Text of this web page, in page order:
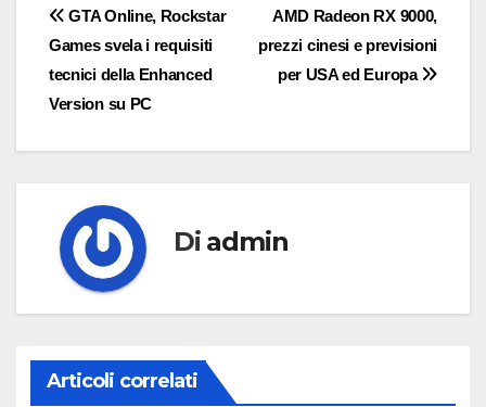
Navigazione
articoli
AMD Radeon RX 9000,
prezzi cinesi e previsioni
per USA ed Europa
GTA Online, Rockstar
Games svela i requisiti
tecnici della Enhanced
Version su PC
Di admin
Articoli correlati